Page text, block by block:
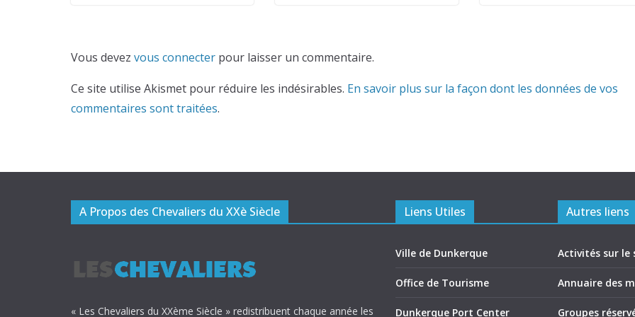
Vous devez vous connecterpour laisser un commentaire.
Ce site utilise Akismet pour réduire les indésirables. En savoir plus sur la façon dont les données de vos
commentaires sont traitées.
A Propos des Chevaliers du XXè Siècle
« Les Chevaliers du XXème Siècle » redistribuent chaque année les
Liens Utiles
Ville de Dunkerque
Office de Tourisme
Dunkerque Port Center
Autres liens
Activités sur le
Annuaire des
Groupes